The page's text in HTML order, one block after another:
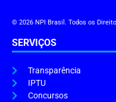
© 2026 NPI Brasil. Todos os
SERVIÇOS
Transparência
IPTU
Concursos